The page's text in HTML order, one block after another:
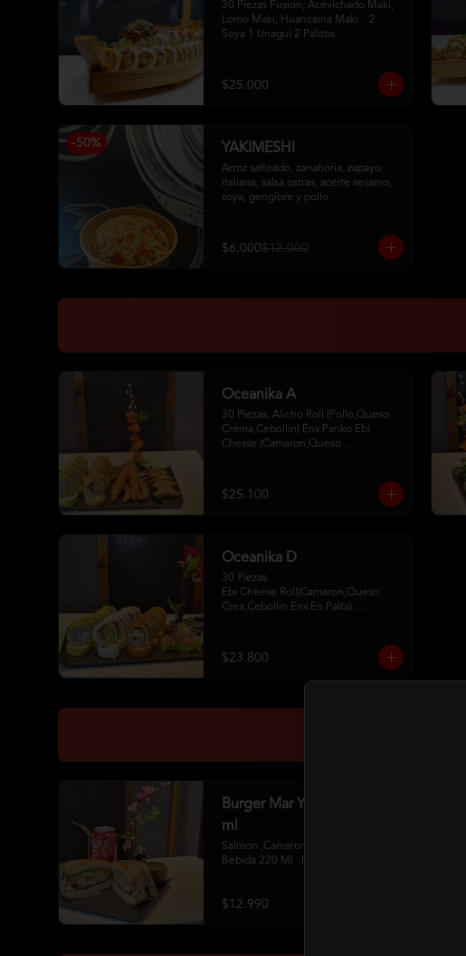
30 Piezas Fusion, Acevichado Maki,
Lomo Maki, Huancaina Maki    2
Soya 1 Unagui 2 Palitos
$25.000
-50% YAKIMESHI
Arroz salteado, zanahoria, zapayo
italiana, salsa ostras, aceite sesamo,
soya, gengibre y pollo
$6.000$12.000
Oceanika A
30 Piezas, Alicho Roll (Pollo,Queso
Crema,Cebollin) Env.Panko Ebi
Chesse (Camaron,Queso
2Palitos - 2 Soya- 1Unagui
$25.100
Oceanika D
30 Piezas
Ebi Cheese Roll(Camaron,Queso
Crea,Cebollin Env.En Palta)
Chikken Furay (Pollo,Queso Crema
,Ciboulette Env En Panko
2 Palitos 2Soya 1 Unagui
$23.800
Burger Mar Y Tierra + 220
ml
Salmon ,Camaron,Pollo ,Palta+ 1
Bebida 220 Ml  .Incluye Salsa
$12.990